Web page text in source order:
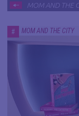
MOM AND THE
# MOM AND THE CITY